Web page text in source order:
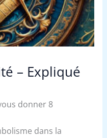
– Expliqué
donner 8
dans la